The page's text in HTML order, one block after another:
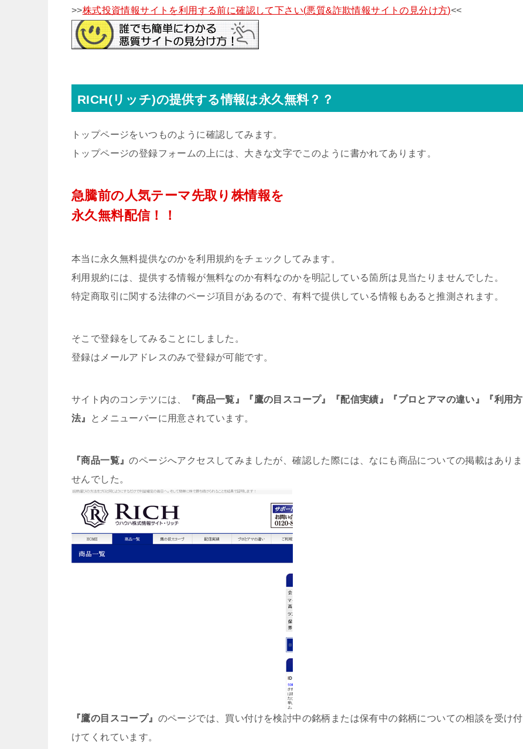
>>株式投資情報サイトを利用する前に確認して下さい(悪質&詐欺情報サイトの見分け方)<<
RICH(リッチ)の提供する情報は永久無料？？
トップページをいつものように確認してみます。
トップページの登録フォームの上には、大きな文字でこのように書かれてあります。
急騰前の人気テーマ先取り株情報を
永久無料配信！！
本当に永久無料提供なのかを利用規約をチェックしてみます。
利用規約には、提供する情報が無料なのか有料なのかを明記している箇所は見当たりませんでした。
特定商取引に関する法律のページ項目があるので、有料で提供している情報もあると推測されます。
そこで登録をしてみることにしました。
登録はメールアドレスのみで登録が可能です。
サイト内のコンテツには、
『商品一覧』『鷹の目スコープ』『配信実績』『プロとアマの違い』『利用方
法』
とメニューバーに用意されています。
『商品一覧』のページへアクセスしてみましたが、確認した際には、なにも商品についての掲載はありま
せんでした。
『鷹の目スコープ』 のページでは、買い付けを検討中の銘柄または保有中の銘柄についての相談を受け付
けてくれています。